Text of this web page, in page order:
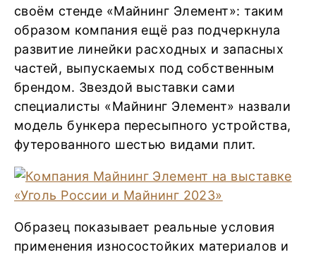
своём стенде «Майнинг Элемент»: таким
образом компания ещё раз подчеркнула
развитие линейки расходных и запасных
частей, выпускаемых под собственным
брендом. Звездой выставки сами
специалисты «Майнинг Элемент» назвали
модель бункера пересыпного устройства,
футерованного шестью видами плит.
Образец показывает реальные условия
применения износостойких материалов и